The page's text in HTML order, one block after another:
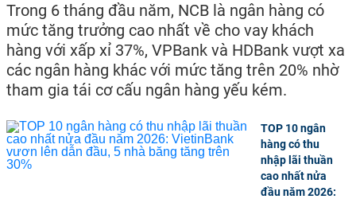
Trong 6 tháng đầu năm, NCB là ngân hàng có
mức tăng trưởng cao nhất về cho vay khách
hàng với xấp xỉ 37%, VPBank và HDBank vượt xa
các ngân hàng khác với mức tăng trên 20% nhờ
tham gia tái cơ cấu ngân hàng yếu kém.
TOP 10 ngân
hàng có thu
nhập lãi thuần
cao nhất nửa
đầu năm 2026: